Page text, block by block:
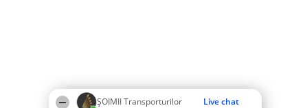
ȘOIMII Transporturilor Live chat